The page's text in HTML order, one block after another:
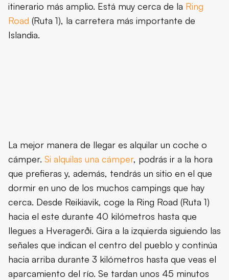
itinerario más amplio. Está muy cerca de la Ring
Road (Ruta 1), la carretera más importante de
Islandia.
La mejor manera de llegar es alquilar un coche o
cámper. Si alquilas una cámper, podrás ir a la hora
que prefieras y, además, tendrás un sitio en el que
dormir en uno de los muchos campings que hay
cerca. Desde Reikiavik, coge la Ring Road (Ruta 1)
hacia el este durante 40 kilómetros hasta que
llegues a Hveragerði. Gira a la izquierda siguiendo las
señales que indican el centro del pueblo y continúa
hacia arriba durante 3 kilómetros hasta que veas el
aparcamiento del río. Se tardan unos 45 minutos